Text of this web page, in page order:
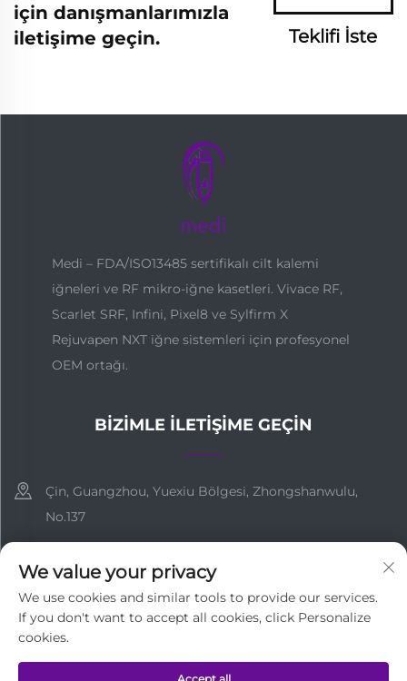
için danışmanlarımızla
iletişime geçin.
Teklifi İste
Medi – FDA/ISO13485 sertifikalı cilt kalemi
iğneleri ve RF mikro-iğne kasetleri. Vivace RF,
Scarlet SRF, Infini, Pixel8 ve Sylfirm X
Rejuvapen NXT iğne sistemleri için profesyonel
OEM ortağı.
BIZIMLE İLETIŞIME GEÇIN
Çin, Guangzhou, Yuexiu Bölgesi, Zhongshanwulu,
No.137
[email protected]
Tüm Hakları Saklıdır © Guangzhou Medi Technology Co.,Ltd
We value your privacy
We use cookies and similar tools to provide our services.
If you don't want to accept all cookies, click Personalize
cookies.